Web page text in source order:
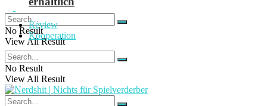
No Result
View All Result
Review
Kooperation
No Result
View All Result